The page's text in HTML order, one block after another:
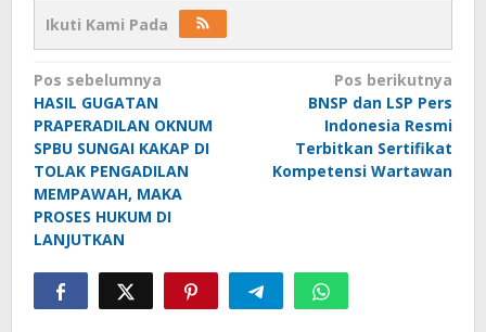
Ikuti Kami Pada
Navigasi
pos
Pos sebelumnya
HASIL GUGATAN
PRAPERADILAN OKNUM
SPBU SUNGAI KAKAP DI
TOLAK PENGADILAN
MEMPAWAH, MAKA
PROSES HUKUM DI
LANJUTKAN
Pos berikutnya
BNSP dan LSP Pers
Indonesia Resmi
Terbitkan Sertifikat
Kompetensi Wartawan